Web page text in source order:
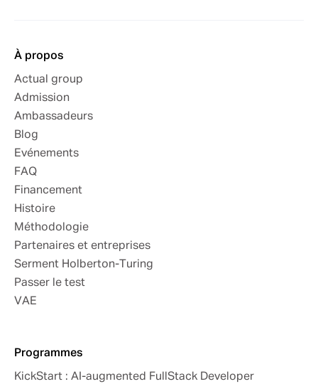
À propos
Actual group
Admission
Ambassadeurs
Blog
Evénements
FAQ
Financement
Histoire
Méthodologie
Partenaires et entreprises
Serment Holberton-Turing
Passer le test
VAE
Programmes
KickStart : AI-augmented FullStack Developer